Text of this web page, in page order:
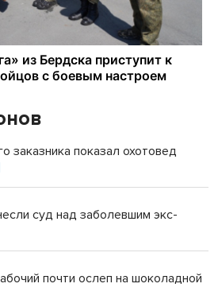
заказника показал охотовед
суд над заболевшим экс-
почти ослеп на шоколадной